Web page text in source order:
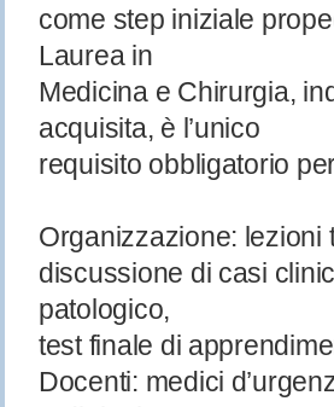
come step iniziale
Laurea in
Medicina e Chirurgia,
acquisita, è l’unico
requisito obbligatorio
Organizzazione: lezioni
discussione di casi
patologico,
test finale di
Docenti: medici